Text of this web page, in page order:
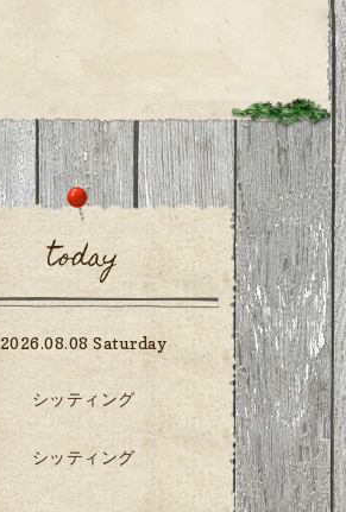
today
2026.08.08 Saturday
シッティング
シッティング